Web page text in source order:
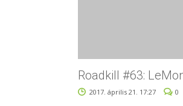
Roadkill #63:
2017. április 21. 17:27 0